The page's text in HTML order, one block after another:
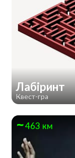
Лабіринт
Квест-гра
463 км